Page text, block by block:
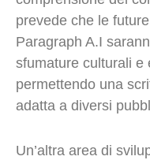
prevede che le
Paragraph A.I
sfumature culturali e
permettendo una
adatta a diversi
Un’altra area di